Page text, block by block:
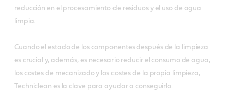
reducción en el procesamiento de residuos y el uso de agua
limpia.
Cuando el estado de los componentes después de la limpieza
es crucial y, además, es necesario reducir el consumo de agua,
los costes de mecanizado y los costes de la propia limpieza,
Techniclean es la clave para ayudar a conseguirlo.